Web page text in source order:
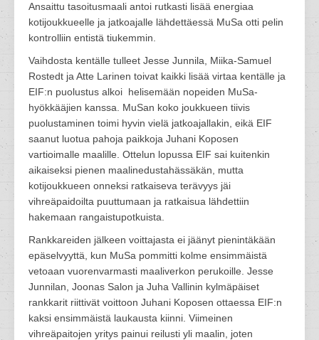
Ansaittu tasoitusmaali antoi rutkasti lisää energiaa
kotijoukkueelle ja jatkoajalle lähdettäessä MuSa otti pelin
kontrolliin entistä tiukemmin.
Vaihdosta kentälle tulleet Jesse Junnila, Miika-Samuel
Rostedt ja Atte Larinen toivat kaikki lisää virtaa kentälle ja
EIF:n puolustus alkoi helisemään nopeiden MuSa-
hyökkääjien kanssa. MuSan koko joukkueen tiivis
puolustaminen toimi hyvin vielä jatkoajallakin, eikä EIF
saanut luotua pahoja paikkoja Juhani Koposen
vartioimalle maalille. Ottelun lopussa EIF sai kuitenkin
aikaiseksi pienen maalinedustahässäkän, mutta
kotijoukkueen onneksi ratkaiseva terävyys jäi
vihreäpaidoilta puuttumaan ja ratkaisua lähdettiin
hakemaan rangaistupotkuista.
Rankkareiden jälkeen voittajasta ei jäänyt pienintäkään
epäselvyyttä, kun MuSa pommitti kolme ensimmäistä
vetoaan vuorenvarmasti maaliverkon perukoille. Jesse
Junnilan, Joonas Salon ja Juha Vallinin kylmäpäiset
rankkarit riittivät voittoon Juhani Koposen ottaessa EIF:n
kaksi ensimmäistä laukausta kiinni. Viimeinen
vihreäpaitojen yritys painui reilusti yli maalin, joten